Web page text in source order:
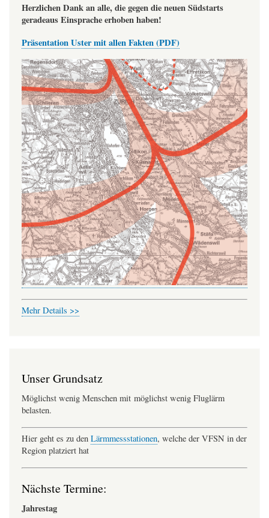
Herzlichen Dank an alle, die gegen die neuen Südstarts
geradeaus Einsprache erhoben haben!
Präsentation Uster mit allen Fakten (PDF)
Mehr Details >>
Unser Grundsatz
Möglichst wenig Menschen mit möglichst wenig Fluglärm
belasten.
Hier geht es zu den Lärmmessstationen, welche der VFSN in der
Region platziert hat
Nächste Termine:
Jahrestag